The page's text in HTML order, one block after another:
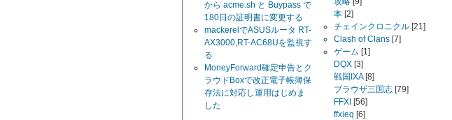
から acme.sh と Buypass で
180日の証明書に変更する
mackerelでASUSルータ RT-
AX3000,RT-AC68Uを監視す
る
MoneyForward確定申告とク
ラウドBoxで改正電子帳簿保
存法に対応し運用はじめま
した
本 [2]
チェインクロニクル [21]
Clash of Clans [7]
ゲーム [1]
DQX [3]
戦国IXA[8]
ブラウザ三国志 [79]
FFXI [56]
ffxieq [6]